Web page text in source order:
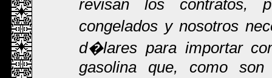
revisan los contratos,
congelados y nosotros
d�lares para importar
gasolina que, como